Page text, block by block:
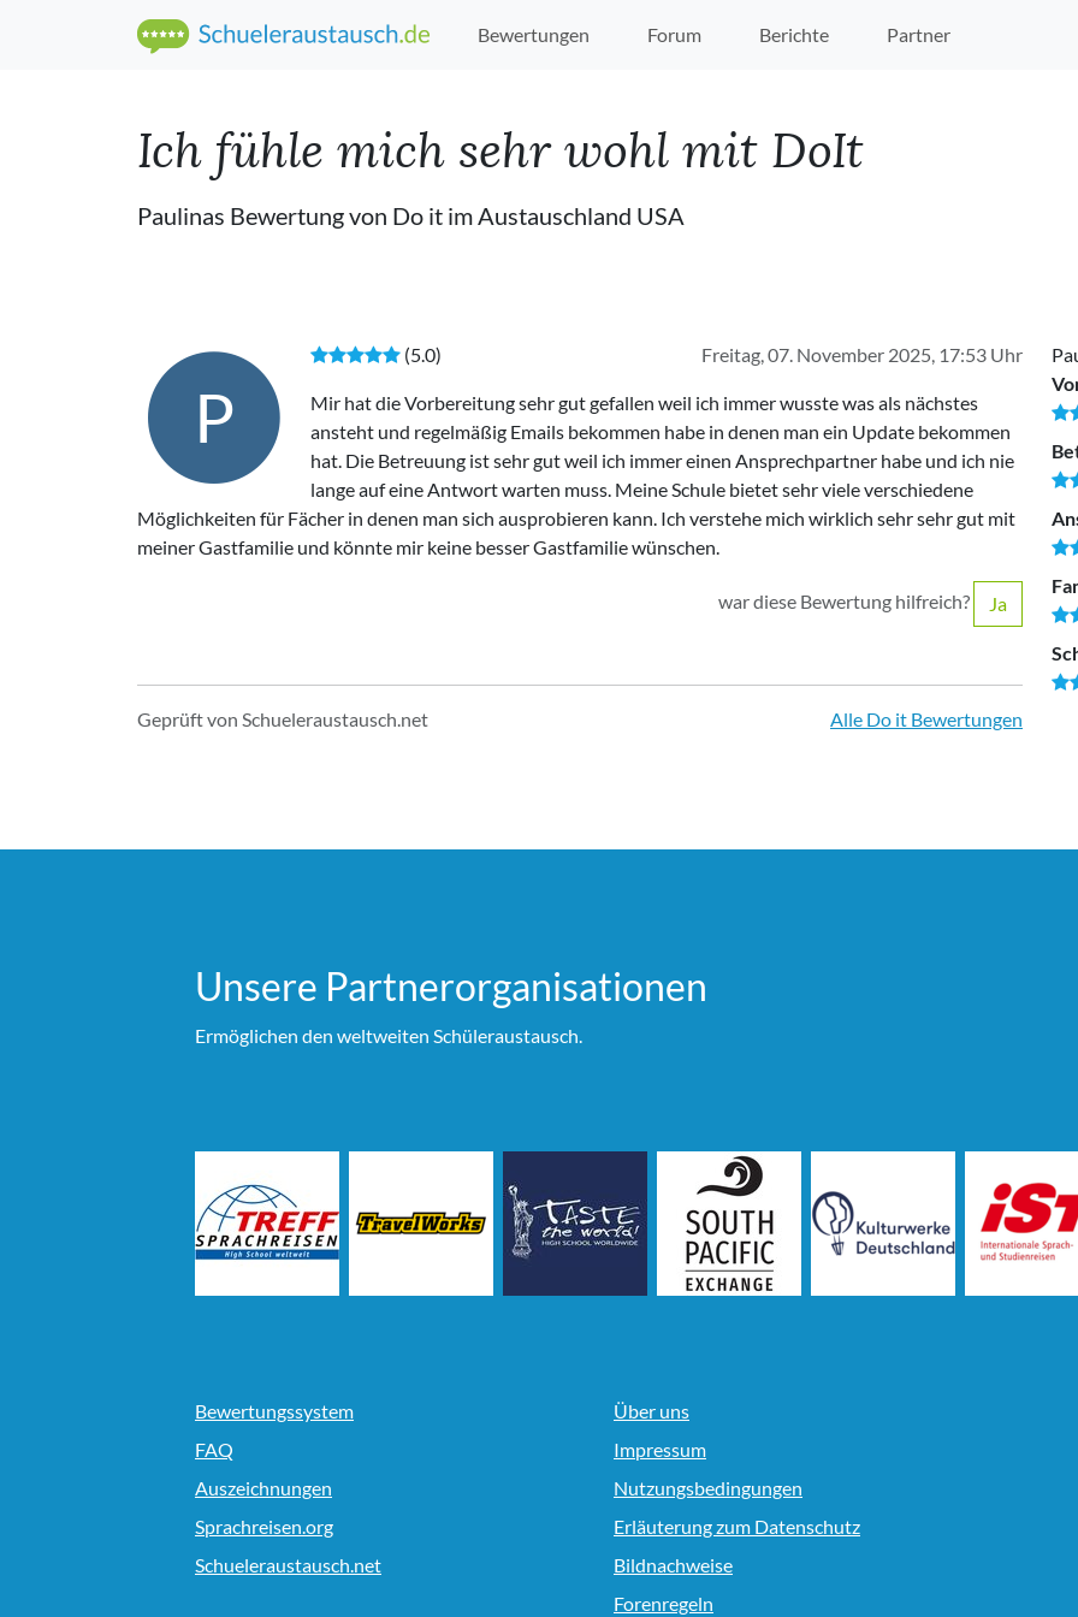
Bewertungen Forum Berichte Partner
Ich fühle mich sehr wohl mit DoIt
Paulinas Bewertung von Do it im Austauschland USA
P
Freitag, 07. November 2025, 17:53 Uhr
(5.0)
Mir hat die Vorbereitung sehr gut gefallen weil ich immer wusste was als nächstes
ansteht und regelmäßig Emails bekommen habe in denen man ein Update bekommen
hat. Die Betreuung ist sehr gut weil ich immer einen Ansprechpartner habe und ich nie
lange auf eine Antwort warten muss. Meine Schule bietet sehr viele verschiedene
Möglichkeiten für Fächer in denen man sich ausprobieren kann. Ich verstehe mich wirklich sehr sehr gut mit
meiner Gastfamilie und könnte mir keine besser Gastfamilie wünschen.
war diese Bewertung hilfreich? Ja
Geprüft von Schueleraustausch.net Alle Do it Bewertungen
Unsere Partner­organi­sationen
Ermöglichen den weltweiten Schüleraustausch.
Bewertungssystem
FAQ
Auszeichnungen
Sprachreisen.org
Schueleraustausch.net
Über uns
Impressum
Nutzungsbedingungen
Erläuterung zum Datenschutz
Bildnachweise
Forenregeln